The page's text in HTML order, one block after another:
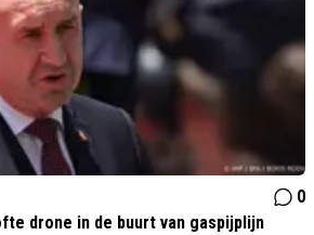
0
drone in de buurt van gaspijplijn